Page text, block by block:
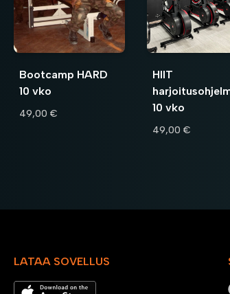
Bootcamp HARD
10 vko
49,00 €
HIIT
10 vko
49,00 €
LATAA SOVELLUS